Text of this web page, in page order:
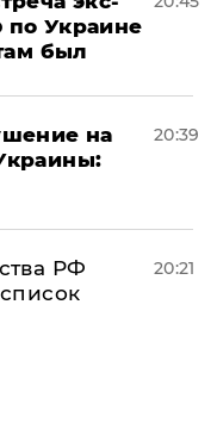
Украине
был
на
20:39
РФ
20:21